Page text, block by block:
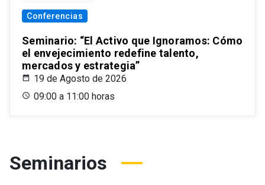
Conferencias
Seminario: “El Activo que Ignoramos: Cómo
el envejecimiento redefine talento,
mercados y estrategia”
19 de Agosto de 2026
09:00 a 11:00 horas
Seminarios